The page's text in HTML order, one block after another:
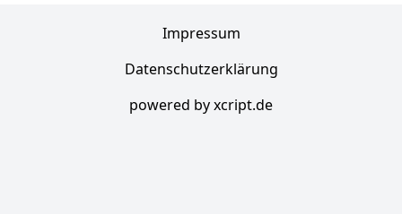
Impressum
Datenschutzerklärung
powered by xcript.de